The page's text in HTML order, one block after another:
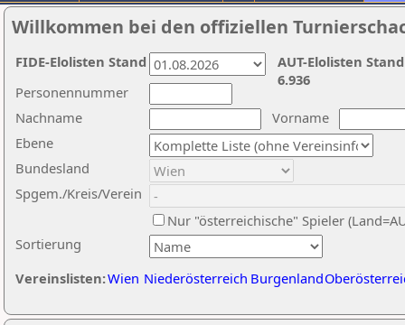
Willkommen bei den offiziellen
Nachname
Vorname
Ebene
Sortierung
Personennummer
Bundesland
Spgem./Kreis/Verein
Nur "österreichische" Spieler
Vereinslisten:Wien Niederösterreich Burgenland
AUT-Elolisten
6.936
FIDE-Elolisten Stand